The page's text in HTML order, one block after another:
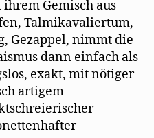
Gemisch aus
Talmikavaliertum,
Gezappel, nimmt die
dann einfach als
exakt, mit nötiger
artigem